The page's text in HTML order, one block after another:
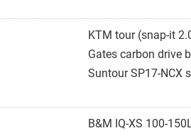
KTM tour (snap-it
Gates carbon drive
Suntour SP17-NCX
B&M IQ-XS 100-